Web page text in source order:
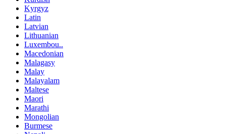
Kyrgyz
Latin
Latvian
Lithuanian
Luxembou..
Macedonian
Malagasy
Malay
Malayalam
Maltese
Maori
Marathi
Mongolian
Burmese